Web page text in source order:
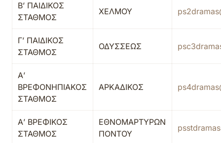
Β’ ΠΑΙΔΙΚΟΣ
ΣΤΑΘΜΟΣ
ΧΕΛΜΟΥ
Γ’ ΠΑΙΔΙΚΟΣ
ΣΤΑΘΜΟΣ
ΟΔΥΣΣΕΩΣ
Α’
ΒΡΕΦΟΝΗΠΙΑΚΟΣ
ΣΤΑΘΜΟΣ
ΑΡΚΑΔΙΚΟΣ
Α’ ΒΡΕΦΙΚΟΣ
ΣΤΑΘΜΟΣ
ΕΘΝΟΜΑΡΤΥΡΩΝ
ΠΟΝΤΟΥ